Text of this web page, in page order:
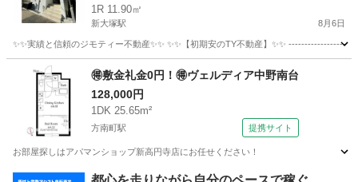
お客様OK✨ 東京メトロ丸ノ内線 新大塚駅 徒歩5
分❗️文京区大塚５丁目 22-9 地図を見る❗️TY42277
1R 11.90㎡
新大塚駅 8月6日
✨✨実績と信頼のジモティー不動産✨✨ ✨✨【初期安のTY不動産】✨✨
東京 新大塚駅 マンション 物件
🉐敷金礼金0円！🉐ヴェルディア中野南台
128,000円
1DK 25.65m²
方南町駅 提携サイト
お部屋探しはアパマンショップ新高円寺店にお任せください！
方南町駅 マンション